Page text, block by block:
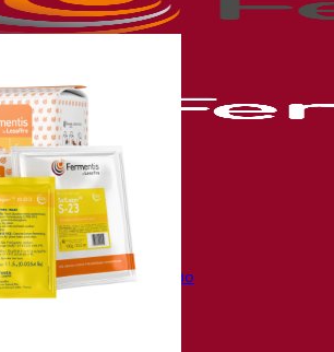
em fermentação
Fermentis